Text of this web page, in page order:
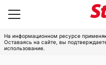
На информационном ресурсе
Оставаясь на сайте, вы
использование.